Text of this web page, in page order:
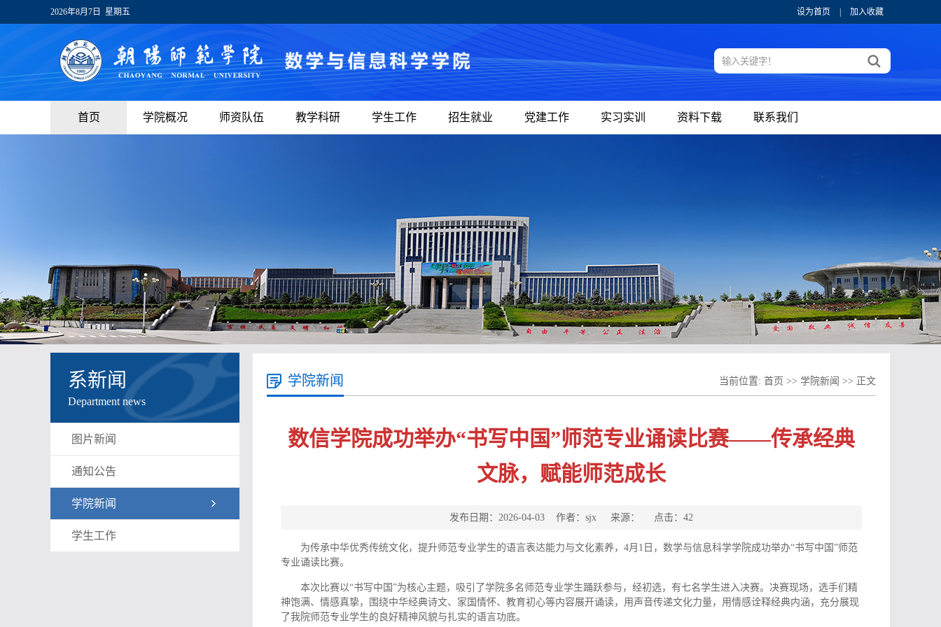
2026年8月7日 星期五 设为首页 加入收藏
首页 学院概况 师资队伍 教学科研 学生工作 招生就业 党建工作 实习实训 资料下载 联系我们
系新闻
Department news
图片新闻
通知公告
学院新闻
学生工作
学院新闻 当前位置: 首页 >> 学院新闻 >> 正文
数信学院成功举办“书写中国”师范专业诵读比赛——传承经典
文脉，赋能师范成长
发布日期：2026-04-03 作者：sjx 来源： 点击： 42
为传承中华优秀传统文化，提升师范专业学生的语言表达能力与文化素养，4月1日，数学与信息科学学院成功举办“书写中国”师范
专业诵读比赛。
本次比赛以“书写中国”为核心主题，吸引了学院多名师范专业学生踊跃参与，经初选，有七名学生进入决赛。决赛现场，选手们精
神饱满、情感真挚，围绕中华经典诗文、家国情怀、教育初心等内容展开诵读，用声音传递文化力量，用情感诠释经典内涵，充分展现
了我院师范专业学生的良好精神风貌与扎实的语言功底。